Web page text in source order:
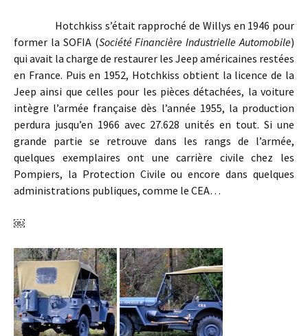
Hotchkiss s’était rapproché de Willys en 1946 pour
former la SOFIA (Société Financière Industrielle Automobile)
qui avait la charge de restaurer les Jeep américaines restées
en France. Puis en 1952, Hotchkiss obtient la licence de la
Jeep ainsi que celles pour les pièces détachées, la voiture
intègre l’armée française dès l’année 1955, la production
perdura jusqu’en 1966 avec 27.628 unités en tout. Si une
grande partie se retrouve dans les rangs de l’armée,
quelques exemplaires ont une carrière civile chez les
Pompiers, la Protection Civile ou encore dans quelques
administrations publiques, comme le CEA…
￼